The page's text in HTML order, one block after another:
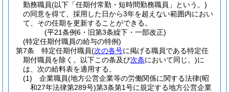
勤務職員(以下「任期付常勤・短時間勤務職員」という。)
の同意を得て、採用した日から3年を超えない範囲内におい
て、その任期を更新することができる。
(平21条例6・旧第3条繰下・一部改正)
(特定任期付職員の給与の特例)
第7条
特定任期付職員(次の各号に掲げる職員である特定任
期付職員を除く。以下この条及び次条において同じ。)に
は、次の給料表を適用する。
(1)
企業職員(地方公営企業等の労働関係に関する法律(昭
和27年法律第289号)第3条第1号に規定する地方公営企業